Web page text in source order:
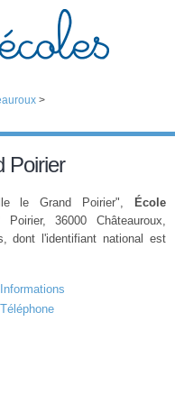
>
Poirier
le Grand Poirier",
École
36000 Châteauroux,
dont l'identifiant national est
Informations
Téléphone